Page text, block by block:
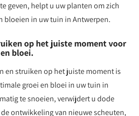
geven, helpt u uw planten om zich
bloeien in uw tuin in Antwerpen.
op het juiste moment voor
bloei.
en struiken op het juiste moment is
groei en bloei in uw tuin in
te snoeien, verwijdert u dode
ontwikkeling van nieuwe scheuten,